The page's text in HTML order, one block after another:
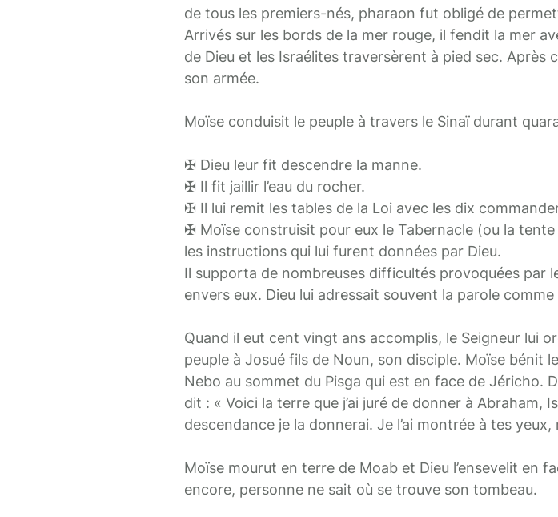
de tous les premiers-nés, pharaon fut obligé de
Arrivés sur les bords de la mer rouge, il fendit la mer
de Dieu et les Israélites traversèrent à pied sec. Après
son armée.
Moïse conduisit le peuple à travers le Sinaï durant
✠ Dieu leur fit descendre la manne.
✠ Il fit jaillir l’eau du rocher.
✠ Il lui remit les tables de la Loi avec les dix
✠ Moïse construisit pour eux le Tabernacle (ou la
les instructions qui lui furent données par Dieu.
Il supporta de nombreuses difficultés provoquées par
envers eux. Dieu lui adressait souvent la parole comme
Quand il eut cent vingt ans accomplis, le Seigneur lui
peuple à Josué fils de Noun, son disciple. Moïse bénit
Nebo au sommet du Pisga qui est en face de Jéricho.
dit : « Voici la terre que j’ai juré de donner à Abraham,
descendance je la donnerai. Je l’ai montrée à tes yeux,
Moïse mourut en terre de Moab et Dieu l’ensevelit en
encore, personne ne sait où se trouve son tombeau.